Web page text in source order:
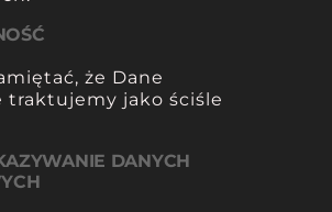
że Dane
traktujemy jako ściśle
DANYCH